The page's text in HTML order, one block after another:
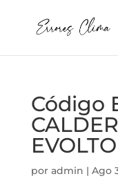
Código
por admin | Ago